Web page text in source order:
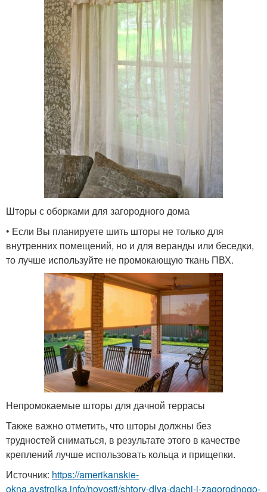
Шторы с оборками для загородного дома
• Если Вы планируете шить шторы не только для
внутренних помещений, но и для веранды или беседки,
то лучше используйте не промокающую ткань ПВХ.
Непромокаемые шторы для дачной террасы
Также важно отметить, что шторы должны без
трудностей сниматься, в результате этого в качестве
креплений лучше использовать кольца и прищепки.
Источник: https://amerikanskie-
okna.aystroika.info/novosti/shtory-dlya-dachi-i-zagorodnogo-